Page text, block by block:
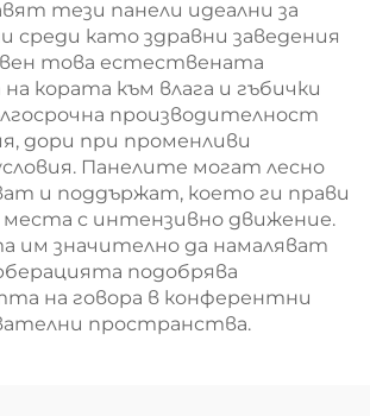
тези панели идеални за
среди като здравни заведения
това естествената
кората към влага и гъбички
производителност
дори при променливи
Панелите могат лесно
и поддържат, което ги прави
места с интензивно движение.
им значително да намаляват
подобрява
на говора в конферентни
пространства.